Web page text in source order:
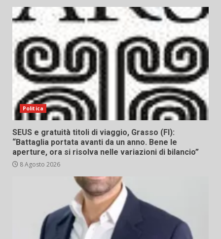
Politica
SEUS e gratuità titoli di viaggio, Grasso (FI):
“Battaglia portata avanti da un anno. Bene le
aperture, ora si risolva nelle variazioni di bilancio”
8 Agosto 2026